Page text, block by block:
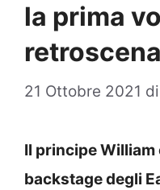
la prima
21 Ottobre 2021 di
Il principe William
backstagedegli